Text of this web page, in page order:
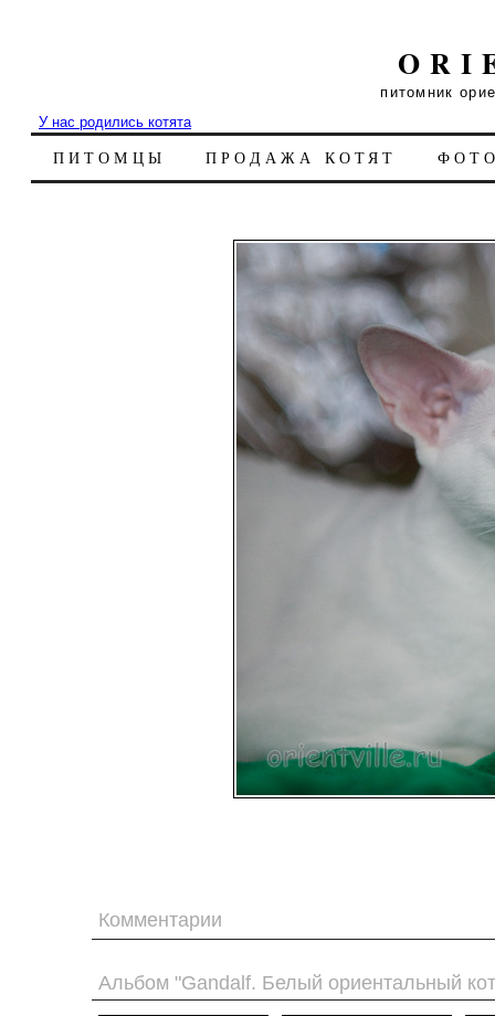
питомник
У нас родились котята
ПИТОМЦЫ ПРОДАЖА КОТЯТ
Комментарии
Альбом "Gandalf. Белый ориентальный